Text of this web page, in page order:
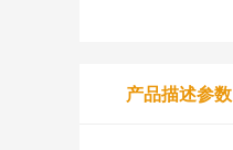
产品描述参数